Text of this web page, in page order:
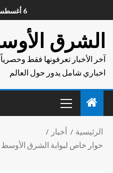
6 أغسطس، 2026
الشرق
آخر الأخبار تعرفونها فقط
اخباري شامل يدور حول العالم
الرئيسية
أخبار
حوار خاص لبوابة الشرق